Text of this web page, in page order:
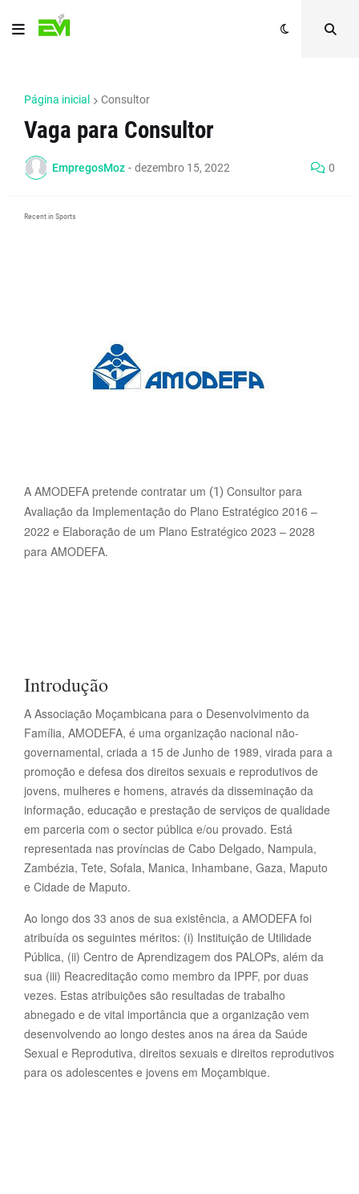
Página inicial Consultor
Vaga para Consultor
EmpregosMoz - dezembro 15, 2022 0
Recent in Sports
A AMODEFA pretende contratar um (1) Consultor para
Avaliação da Implementação do Plano Estratégico 2016 –
2022 e Elaboração de um Plano Estratégico 2023 – 2028
para AMODEFA.
Introdução
A Associação Moçambicana para o Desenvolvimento da
Família, AMODEFA, é uma organização nacional não-
governamental, criada a 15 de Junho de 1989, virada para a
promoção e defesa dos direitos sexuais e reprodutivos de
jovens, mulheres e homens, através da disseminação da
informação, educação e prestação de serviços de qualidade
em parceria com o sector pública e/ou provado. Está
representada nas províncias de Cabo Delgado, Nampula,
Zambézia, Tete, Sofala, Manica, Inhambane, Gaza, Maputo
e Cidade de Maputo.
Ao longo dos 33 anos de sua existência, a AMODEFA foi
atribuída os seguintes méritos: (i) Instituição de Utilidade
Pública, (ii) Centro de Aprendizagem dos PALOPs, além da
sua (iii) Reacreditação como membro da IPPF, por duas
vezes. Estas atribuições são resultadas de trabalho
abnegado e de vital importância que a organização vem
desenvolvendo ao longo destes anos na área da Saúde
Sexual e Reprodutiva, direitos sexuais e direitos reprodutivos
para os adolescentes e jovens em Moçambique.